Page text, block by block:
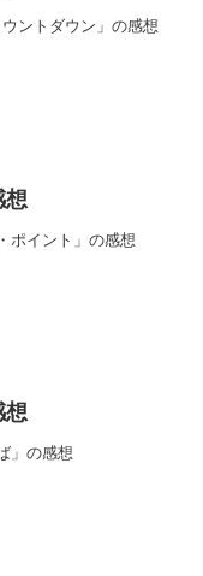
ントダウン」の感想
ポイント」の感想
想
」の感想